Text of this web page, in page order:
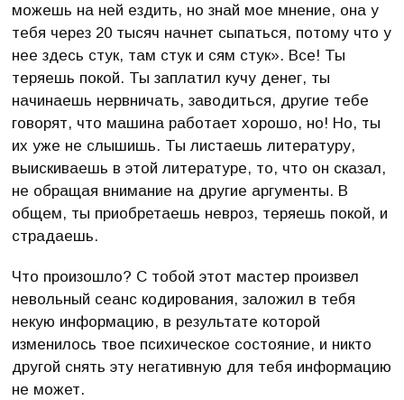
можешь на ней ездить, но знай мое мнение, она у
тебя через 20 тысяч начнет сыпаться, потому что у
нее здесь стук, там стук и сям стук». Все! Ты
теряешь покой. Ты заплатил кучу денег, ты
начинаешь нервничать, заводиться, другие тебе
говорят, что машина работает хорошо, но! Но, ты
их уже не слышишь. Ты листаешь литературу,
выискиваешь в этой литературе, то, что он сказал,
не обращая внимание на другие аргументы. В
общем, ты приобретаешь невроз, теряешь покой, и
страдаешь.
Что произошло? С тобой этот мастер произвел
невольный сеанс кодирования, заложил в тебя
некую информацию, в результате которой
изменилось твое психическое состояние, и никто
другой снять эту негативную для тебя информацию
не может.